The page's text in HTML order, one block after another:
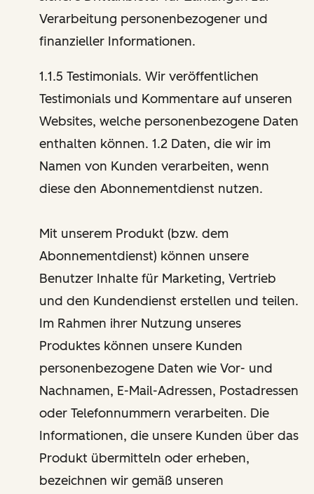
Verarbeitung personenbezogener und
finanzieller Informationen.
1.1.5 Testimonials. Wir veröffentlichen
Testimonials und Kommentare auf unseren
Websites, welche personenbezogene Daten
enthalten können. 1.2 Daten, die wir im
Namen von Kunden verarbeiten, wenn
diese den Abonnementdienst nutzen.
Mit unserem Produkt (bzw. dem
Abonnementdienst) können unsere
Benutzer Inhalte für Marketing, Vertrieb
und den Kundendienst erstellen und teilen.
Im Rahmen ihrer Nutzung unseres
Produktes können unsere Kunden
personenbezogene Daten wie Vor- und
Nachnamen, E-Mail-Adressen, Postadressen
oder Telefonnummern verarbeiten. Die
Informationen, die unsere Kunden über das
Produkt übermitteln oder erheben,
bezeichnen wir gemäß unseren